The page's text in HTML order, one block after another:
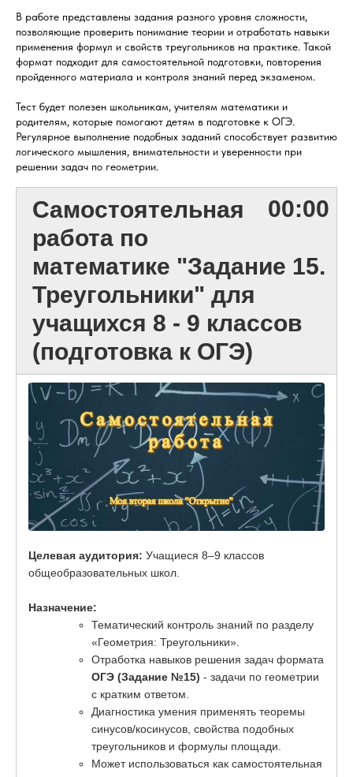
В работе представлены задания разного уровня сложности,
позволяющие проверить понимание теории и отработать навыки
применения формул и свойств треугольников на практике. Такой
формат подходит для самостоятельной подготовки, повторения
пройденного материала и контроля знаний перед экзаменом.
Тест будет полезен школьникам, учителям математики и
родителям, которые помогают детям в подготовке к ОГЭ.
Регулярное выполнение подобных заданий способствует развитию
логического мышления, внимательности и уверенности при
решении задач по геометрии.